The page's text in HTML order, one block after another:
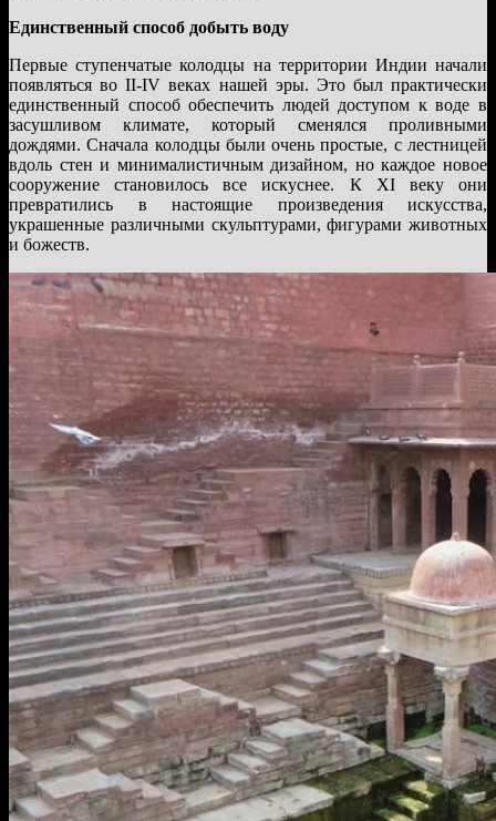
Единственный способ добыть воду
Первые ступенчатые колодцы на территории Индии начали
появляться во II-IV веках нашей эры. Это был практически
единственный способ обеспечить людей доступом к воде в
засушливом климате, который сменялся проливными
дождями. Сначала колодцы были очень простые, с лестницей
вдоль стен и минималистичным дизайном, но каждое новое
сооружение становилось все искуснее. К XI веку они
превратились в настоящие произведения искусства,
украшенные различными скульптурами, фигурами животных
и божеств.